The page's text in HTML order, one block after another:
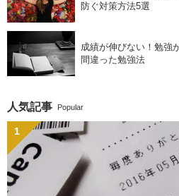
防ぐ対策方法5選
成績が伸びない！勉強
間違った勉強法
人気記事 Popular